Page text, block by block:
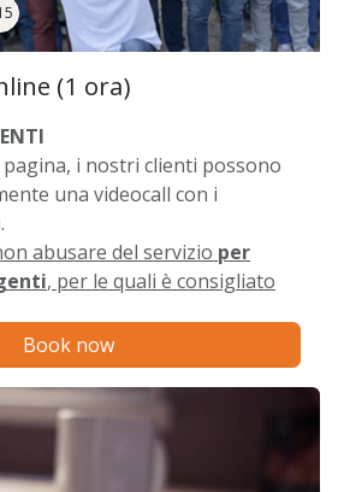
(1 ora)
i nostri clienti possono
una videocall con i
abusare del servizio per
, per le quali è consigliato
Book now